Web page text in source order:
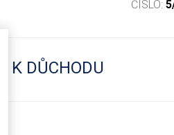
ČÍSLO:
K DŮCHODU